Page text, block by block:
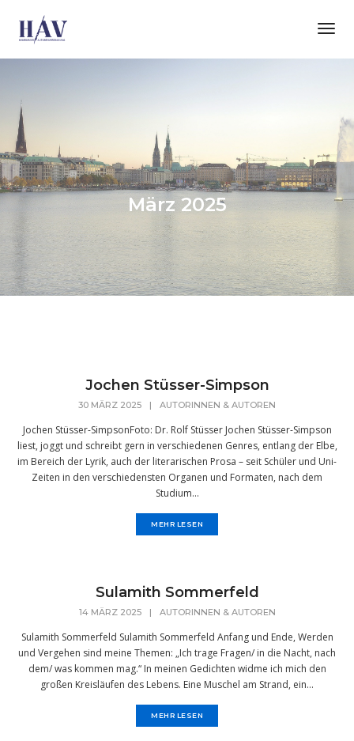
März 2025
Jochen Stüsser-Simpson
30 MÄRZ 2025 | AUTORINNEN & AUTOREN
Jochen Stüsser-SimpsonFoto: Dr. Rolf Stüsser Jochen Stüsser-Simpson
liest, joggt und schreibt gern in verschiedenen Genres, entlang der Elbe,
im Bereich der Lyrik, auch der literarischen Prosa – seit Schüler und Uni-
Zeiten in den verschiedensten Organen und Formaten, nach dem
Studium...
MEHR LESEN
Sulamith Sommerfeld
14 MÄRZ 2025 | AUTORINNEN & AUTOREN
Sulamith Sommerfeld Sulamith Sommerfeld Anfang und Ende, Werden
und Vergehen sind meine Themen: „Ich trage Fragen/ in die Nacht, nach
dem/ was kommen mag.“ In meinen Gedichten widme ich mich den
großen Kreisläufen des Lebens. Eine Muschel am Strand, ein...
MEHR LESEN